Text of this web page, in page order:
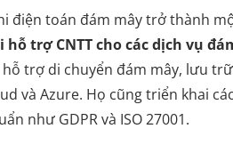
điện toán đám mây trở thành
hỗ trợ CNTTcho các dịch vụ
hỗ trợ di chuyển đám mây, lưu
và Azure. Họ cũng triển khai
như GDPR và ISO 27001.